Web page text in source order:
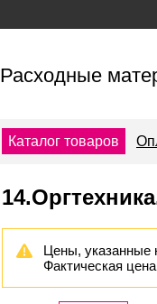
Расходные
Каталог товаров
Цены, указанные
Фактическая